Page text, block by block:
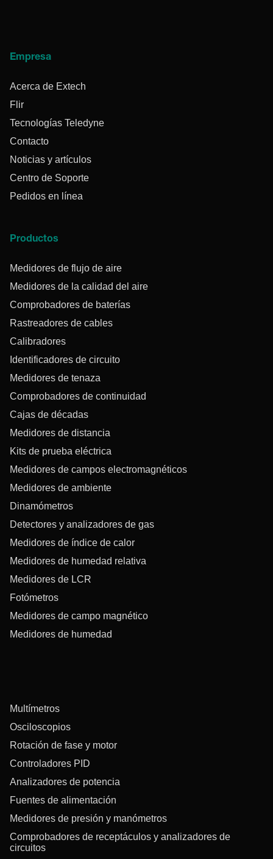
Empresa
Acerca de Extech
Flir
Tecnologías Teledyne
Contacto
Noticias y artículos
Centro de Soporte
Pedidos en línea
Productos
Medidores de flujo de aire
Medidores de la calidad del aire
Comprobadores de baterías
Rastreadores de cables
Calibradores
Identificadores de circuito
Medidores de tenaza
Comprobadores de continuidad
Cajas de décadas
Medidores de distancia
Kits de prueba eléctrica
Medidores de campos electromagnéticos
Medidores de ambiente
Dinamómetros
Detectores y analizadores de gas
Medidores de índice de calor
Medidores de humedad relativa
Medidores de LCR
Fotómetros
Medidores de campo magnético
Medidores de humedad
Multímetros
Osciloscopios
Rotación de fase y motor
Controladores PID
Analizadores de potencia
Fuentes de alimentación
Medidores de presión y manómetros
Comprobadores de receptáculos y analizadores de
circuitos